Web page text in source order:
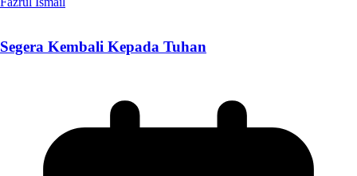
Segera Kembali Kepada Tuhan